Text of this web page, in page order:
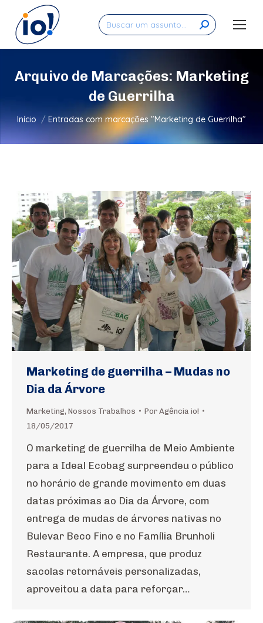
Search:
Arquivo de Marcações: Marketing
de Guerrilha
Você está aqui:
Início Entradas com marcações "Marketing de Guerrilha"
Marketing de guerrilha – Mudas no
Dia da Árvore
Marketing, Nossos Trabalhos Por Agência io!
18/05/2017
O marketing de guerrilha de Meio Ambiente
para a Ideal Ecobag surpreendeu o público
no horário de grande movimento em duas
datas próximas ao Dia da Árvore, com
entrega de mudas de árvores nativas no
Bulevar Beco Fino e no Família Brunholi
Restaurante. A empresa, que produz
sacolas retornáveis personalizadas,
aproveitou a data para reforçar…